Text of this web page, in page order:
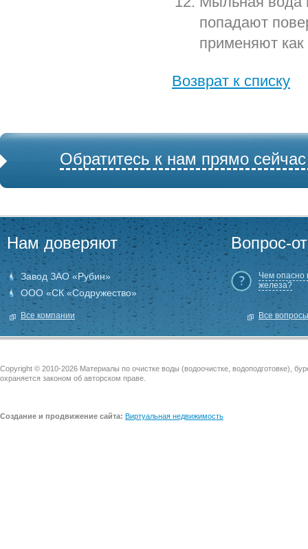
попадают
применяют
Возврат к списку
Обратитесь к нам прямо
Нам доверяют
Завод ЗАО «Рубин»
ООО «СК «Содружество»
Все компании
Вопрос-
Чем опасно
железа?
Все вопросы
Copyright © 2010-2026 Материалы по очистке воды (водоочистке, водоподготовке),
охраняется законом об авторском праве.
Создание и продвижение сайта: Виртуальная недвижимость